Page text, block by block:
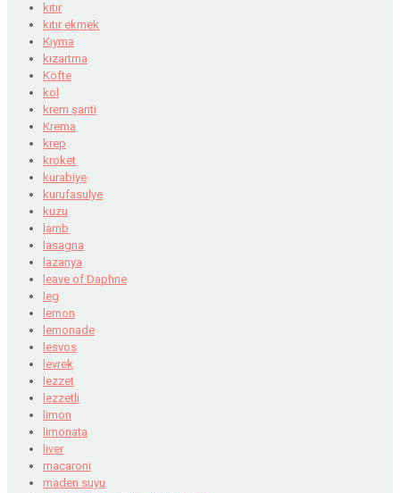
kıtır
kıtır ekmek
Kıyma
kızartma
Köfte
kol
krem şanti
Krema
krep
kroket
kurabiye
kurufasulye
kuzu
lamb
lasagna
lazanya
leave of Daphne
leg
lemon
lemonade
lesvos
levrek
lezzet
lezzetli
limon
limonata
liver
macaroni
maden suyu